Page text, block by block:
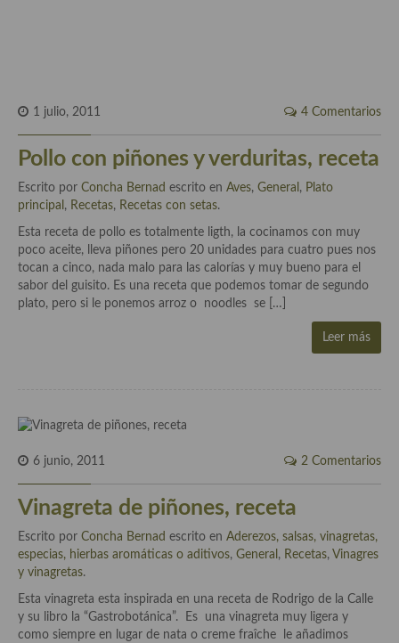
Cocina Valenciana
Cocina Europea
Cocina Alemana
Cocina Austriaca
Cocina Belga
Cocina Danesa
Cocina de la Republica Checa
Cocina Eslovena
Cocina Francesa
Cocina Griega
1 julio, 2011 4 Comentarios
Pollo con piñones y verduritas, receta
Escrito por Concha Bernad escrito en Aves, General , Plato
principal , Recetas, Recetas con setas.
Esta receta de pollo es totalmente ligth, la cocinamos con muy
poco aceite, lleva piñones pero 20 unidades para cuatro pues nos
tocan a cinco, nada malo para las calorías y muy bueno para el
sabor del guisito. Es una receta que podemos tomar de segundo
plato, pero si le ponemos arroz o noodles se […]
Leer más
6 junio, 2011 2 Comentarios
Vinagreta de piñones, receta
Escrito por Concha Bernad escrito en Aderezos, salsas, vinagretas,
especias, hierbas aromáticas o aditivos, General , Recetas, Vinagres
y vinagretas.
Esta vinagreta esta inspirada en una receta de Rodrigo de la Calle
y su libro la “Gastrobotánica”. Es una vinagreta muy ligera y
como siempre en lugar de nata o creme fraîche le añadimos